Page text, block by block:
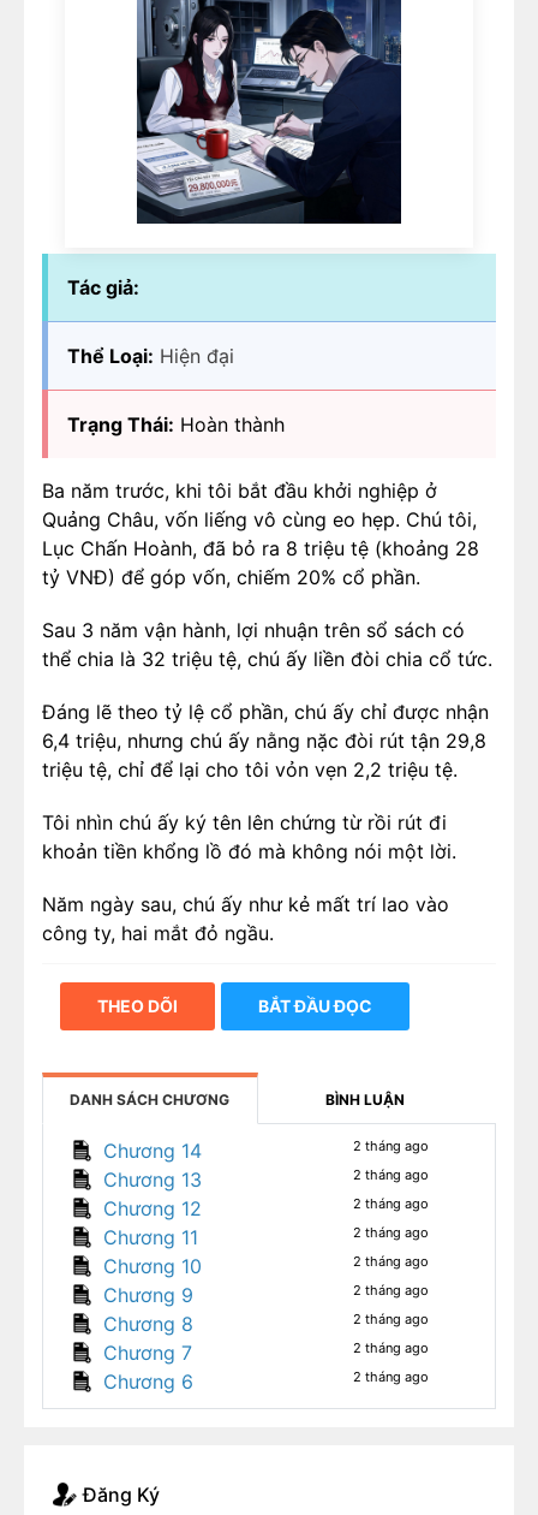
Tác giả:
Thể Loại: Hiện đại
Trạng Thái: Hoàn thành
Ba năm trước, khi tôi bắt đầu khởi nghiệp ở
Quảng Châu, vốn liếng vô cùng eo hẹp. Chú tôi,
Lục Chấn Hoành, đã bỏ ra 8 triệu tệ (khoảng 28
tỷ VNĐ) để góp vốn, chiếm 20% cổ phần.
Sau 3 năm vận hành, lợi nhuận trên sổ sách có
thể chia là 32 triệu tệ, chú ấy liền đòi chia cổ tức.
Đáng lẽ theo tỷ lệ cổ phần, chú ấy chỉ được nhận
6,4 triệu, nhưng chú ấy nằng nặc đòi rút tận 29,8
triệu tệ, chỉ để lại cho tôi vỏn vẹn 2,2 triệu tệ.
Tôi nhìn chú ấy ký tên lên chứng từ rồi rút đi
khoản tiền khổng lồ đó mà không nói một lời.
Năm ngày sau, chú ấy như kẻ mất trí lao vào
công ty, hai mắt đỏ ngầu.
“Lục Vãn Tình, tại sao mày không nói trước với
tao!” Giọng chú ấy run lẩy bẩy.
Tôi ngẩng đầu nhìn chú, giọng đều đều: “Chú à,
đây là quyết định do chính chú đưa ra mà.”
Đến khi nhìn thấy xấp tài liệu trên bàn làm việc
của tôi, chú ấy hoàn toàn suy sụp, ngồi bệt
xuống đất.
THEO DÕI BẮT ĐẦU ĐỌC
DANH SÁCH CHƯƠNG BÌNH LUẬN
Chương 14 2 tháng ago
Chương 13 2 tháng ago
Chương 12 2 tháng ago
Chương 11 2 tháng ago
Chương 10 2 tháng ago
Chương 9 2 tháng ago
Chương 8 2 tháng ago
Chương 7 2 tháng ago
Chương 6 2 tháng ago
Đăng Ký